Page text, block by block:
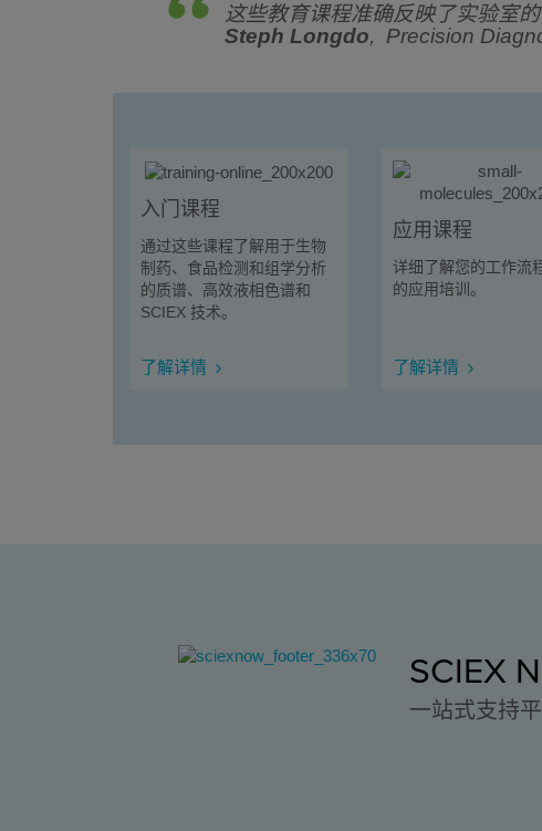
这些教育课程准确反映了实验室
Steph Longdo, Precision
入门课程
通过这些课程了解用于生物
制药、食品检测和组学分析
的质谱、高效液相色谱和
SCIEX 技术。
了解详情
应用课程
详细了解您的工作流
的应用培训。
了解详情
SCIEX
一站式支持